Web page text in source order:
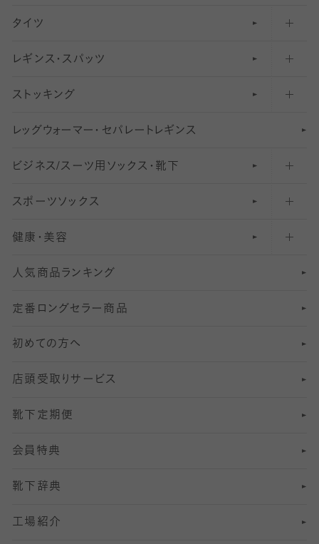
無地・プレーンソックス・靴下
柄ソックス・靴下
スニーカー（くるぶし）用ソックス
アンクル・ショートソックス（くるぶし上）
クルーソックス（ふくらはぎ下）
ハイソックス
オーバーニー・ニーハイソックス
フットカバー・カバーソックス（ふつう）
フットカバー・カバーソックス（浅め）
タイツ
30デニール以下のタイツ（薄手タイツ）
31〜40デニールタイツ
41〜60デニールタイツ
61〜80デニールタイツ
81 〜110デニールタイツ
111〜210デニールタイツ
211デニールタイツ以上（防寒・厚手タイツ）
レギンス・スパッツ
柄レギンス
無地レギンス
レギンスパンツ（レギパン）
マタニティレギンス
5 分丈
6 分丈レギンス
7 分丈 レギンス
8分丈 レギンス
10分丈 レギンス
12分丈レギンス
13分丈レギンス
ストッキング
伝線しにくいストッキング
ショートストッキング
結婚式用ストッキング
美脚ストッキング
オールスルーストッキング
レッ グ ウォー マー ・ セパレー ト レ ギンス
ビジネス/スーツ用 ソックス・靴下
匠シリーズ
フレッシャーズ向けソックス・靴下
冠婚葬祭向けソックス・靴下
スーツカジュアルソックス・靴下
ロングホーズ
スポーツソックス
ランニングソックス・靴下
ゴルフソックス・靴下
サッカー・フットサル用ソックス
ヨガソックス・靴下
スポーツ用レッグウォーマー
SSサイズ（21～23cm）
Sサイズ（22～25cm）
Mサイズ（25～27cm）
Lサイズ（27～29cm）
健康・美容
インナーソックス
加圧・着圧ソックス
冷えとり靴下
着圧・加圧タイツ
むくみ対策
足の疲れ対策
足の臭い対策
冷え対策
人気商品ランキング
定番ロングセラー商品
初めての方へ
店頭受取りサービス
靴下定期便
会員特典
靴下辞典
工場紹介